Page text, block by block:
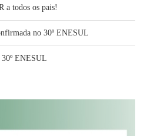
a todos os pais!
no 30º ENESUL
ENESUL